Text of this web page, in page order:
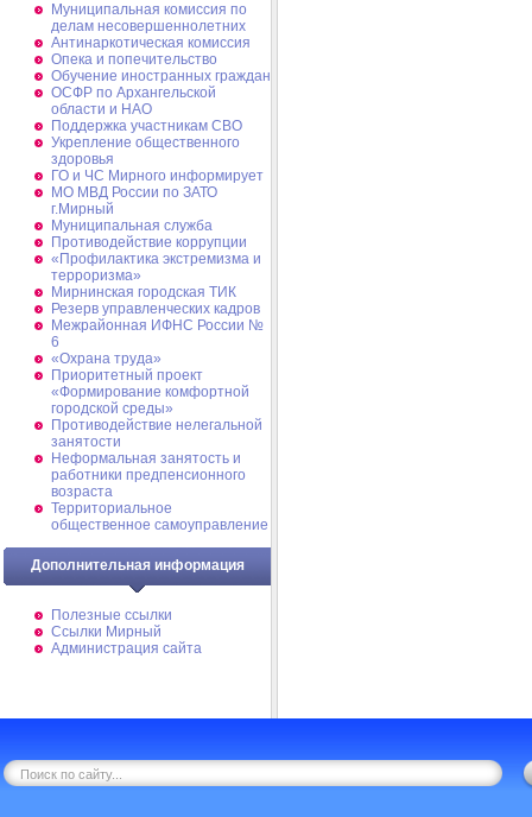
Муниципальная комиссия по
делам несовершеннолетних
Антинаркотическая комиссия
Опека и попечительство
Обучение иностранных граждан
ОСФР по Архангельской
области и НАО
Поддержка участникам СВО
Укрепление общественного
здоровья
ГО и ЧС Мирного информирует
МО МВД России по ЗАТО
г.Мирный
Муниципальная cлужба
Противодействие коррупции
«Профилактика экстремизма и
терроризма»
Мирнинская городская ТИК
Резерв управленческих кадров
Межрайонная ИФНС России №
6
«Охрана труда»
Приоритетный проект
«Формирование комфортной
городской среды»
Противодействие нелегальной
занятости
Неформальная занятость и
работники предпенсионного
возраста
Территориальное
общественное самоуправление
Дополнительная информация
Полезные ссылки
Ссылки Мирный
Администрация сайта